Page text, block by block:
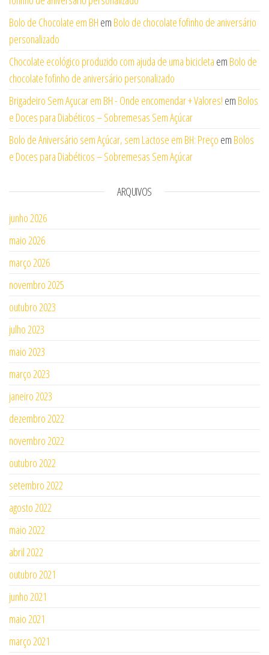
Bolo de Chocolate em BH em Bolo de chocolate fofinho de aniversário
personalizado
Chocolate ecológico produzido com ajuda de uma bicicleta em Bolo de
chocolate fofinho de aniversário personalizado
Brigadeiro Sem Açucar em BH - Onde encomendar + Valores! em Bolos
e Doces para Diabéticos – Sobremesas Sem Açúcar
Bolo de Aniversário sem Açúcar, sem Lactose em BH: Preço em Bolos
e Doces para Diabéticos – Sobremesas Sem Açúcar
ARQUIVOS
junho 2026
maio 2026
março 2026
novembro 2025
outubro 2023
julho 2023
maio 2023
março 2023
janeiro 2023
dezembro 2022
novembro 2022
outubro 2022
setembro 2022
agosto 2022
maio 2022
abril 2022
outubro 2021
junho 2021
maio 2021
março 2021